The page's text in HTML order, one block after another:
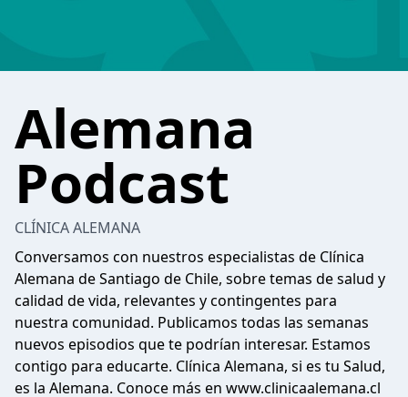
Alemana
Podcast
CLÍNICA ALEMANA
Conversamos con nuestros especialistas de Clínica
Alemana de Santiago de Chile, sobre temas de salud y
calidad de vida, relevantes y contingentes para
nuestra comunidad. Publicamos todas las semanas
nuevos episodios que te podrían interesar. Estamos
contigo para educarte. Clínica Alemana, si es tu Salud,
es la Alemana. Conoce más en www.clinicaalemana.cl